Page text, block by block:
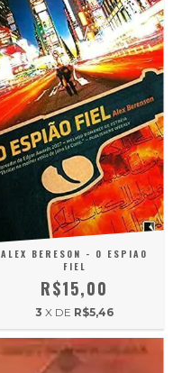
ALEX BERESON - O ESPIAO
FIEL
R$15,00
3 X DE R$5,46